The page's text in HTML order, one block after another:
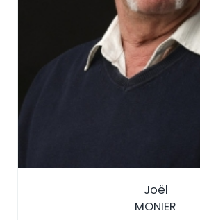
Joël
MONIER